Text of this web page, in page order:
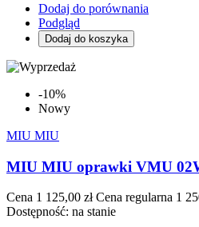
Dodaj do porównania
Podgląd
Dodaj do koszyka
-10%
Nowy
MIU MIU
MIU MIU oprawki VMU
Cena 1 125,00 zł Cena regularna 1
Dostępność: na stanie